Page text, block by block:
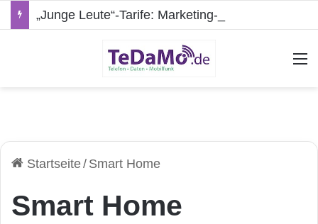
Startseite/ Smart Home
Smart Home